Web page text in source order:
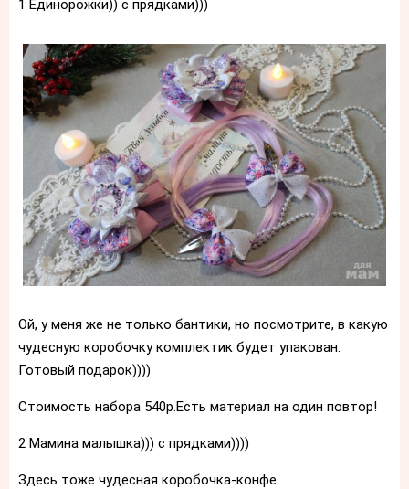
1 Единорожки)) с прядками)))
Ой, у меня же не только бантики, но посмотрите, в какую
чудесную коробочку комплектик будет упакован.
Готовый подарок))))
Стоимость набора 540р.Есть материал на один повтор!
2 Мамина малышка))) с прядками))))
Здесь тоже чудесная коробочка-конфе...